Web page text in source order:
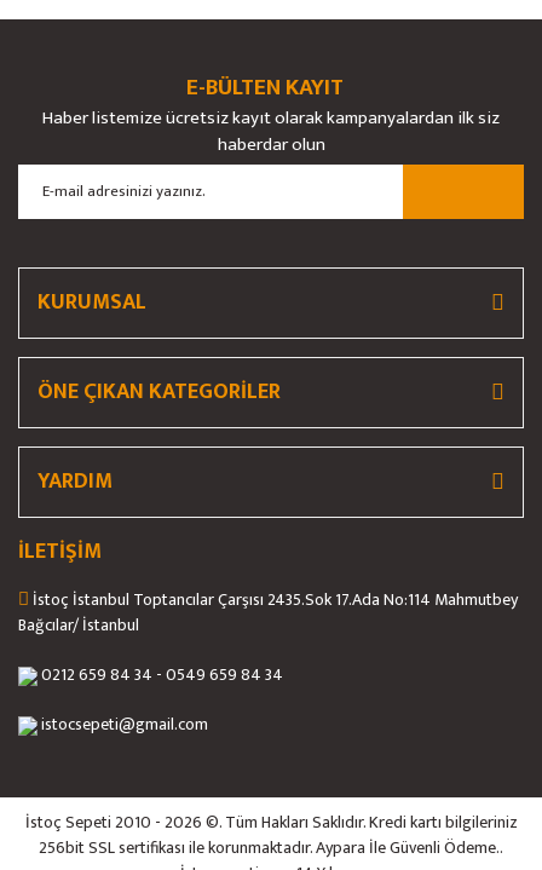
Ürün fiyatı diğer sitelerden daha pahalı.
E-BÜLTEN KAYIT
Haber listemize ücretsiz kayıt olarak kampanyalardan ilk siz
haberdar olun
KURUMSAL
ÖNE ÇIKAN KATEGORİLER
YARDIM
İLETİŞİM
İstoç İstanbul Toptancılar Çarşısı 2435.Sok 17.Ada No:114 Mahmutbey
Bağcılar/ İstanbul
0212 659 84 34 - 0549 659 84 34
istocsepeti@gmail.com
İstoç Sepeti 2010 - 2026 ©. Tüm Hakları Saklıdır. Kredi kartı bilgileriniz
256bit SSL sertifikası ile korunmaktadır. Aypara İle Güvenli Ödeme..